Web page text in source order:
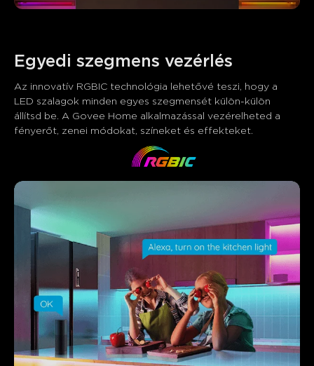
Egyedi szegmens vezérlés
Az innovatív RGBIC technológia lehetővé teszi, hogy a
LED szalagok minden egyes szegmensét külön-külön
állítsd be. A Govee Home alkalmazással vezérelheted a
fényerőt, zenei módokat, színeket és effekteket.
Mit mondanak a vásárlók
Brightness and colors Product quality
A vásárlók említik
Összefoglaló
AI által generált a vásárlói értékelések szövegéből